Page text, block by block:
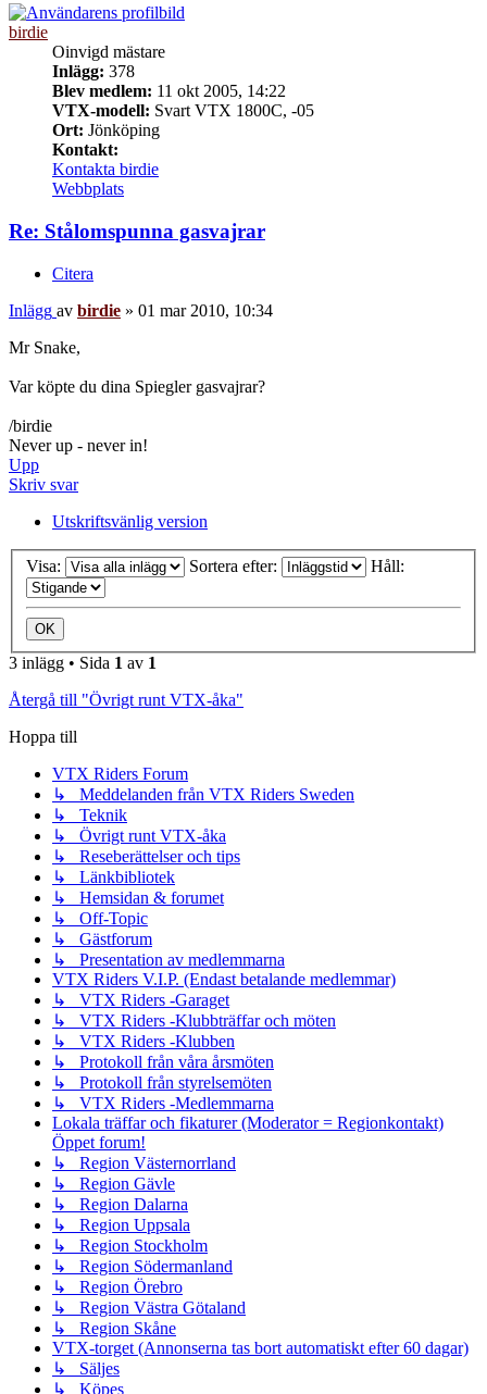
birdie
Oinvigd mästare
Inlägg: 378
Blev medlem: 11 okt 2005, 14:22
VTX-modell: Svart VTX 1800C, -05
Ort: Jönköping
Kontakt:
Kontakta birdie
Webbplats
Re: Stålomspunna gasvajrar
Citera
Inlägg av birdie » 01 mar 2010, 10:34
Mr Snake,
Var köpte du dina Spiegler gasvajrar?
/birdie
Never up - never in!
Upp
Skriv svar
Utskriftsvänlig version
Visa: Sortera efter: Håll:
3 inlägg • Sida 1 av 1
Återgå till "Övrigt runt VTX-åka"
Hoppa till
VTX Riders Forum
↳ Meddelanden från VTX Riders Sweden
↳ Teknik
↳ Övrigt runt VTX-åka
↳ Reseberättelser och tips
↳ Länkbibliotek
↳ Hemsidan & forumet
↳ Off-Topic
↳ Gästforum
↳ Presentation av medlemmarna
VTX Riders V.I.P. (Endast betalande medlemmar)
↳ VTX Riders -Garaget
↳ VTX Riders -Klubbträffar och möten
↳ VTX Riders -Klubben
↳ Protokoll från våra årsmöten
↳ Protokoll från styrelsemöten
↳ VTX Riders -Medlemmarna
Lokala träffar och fikaturer (Moderator = Regionkontakt)
Öppet forum!
↳ Region Västernorrland
↳ Region Gävle
↳ Region Dalarna
↳ Region Uppsala
↳ Region Stockholm
↳ Region Södermanland
↳ Region Örebro
↳ Region Västra Götaland
↳ Region Skåne
VTX-torget (Annonserna tas bort automatiskt efter 60 dagar)
↳ Säljes
↳ Köpes